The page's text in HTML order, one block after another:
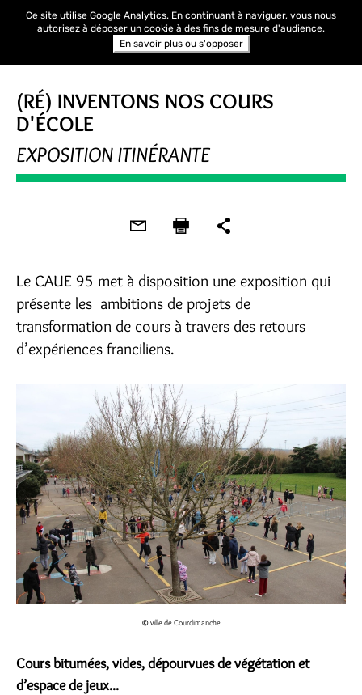
(RÉ) INVENTONS NOS COURS
D'ÉCOLE
EXPOSITION ITINÉRANTE
Le CAUE 95 met à disposition une exposition qui
présente les ambitions de projets de
transformation de cours à travers des retours
d’expériences franciliens.
© ville de Courdimanche
Cours bitumées, vides, dépourvues de végétation et
d’espace de jeux...
Ce site utilise Google Analytics. En continuant à naviguer, vous nous
autorisez à déposer un cookie à des fins de mesure d'audience.
En savoir plus ou s'opposer